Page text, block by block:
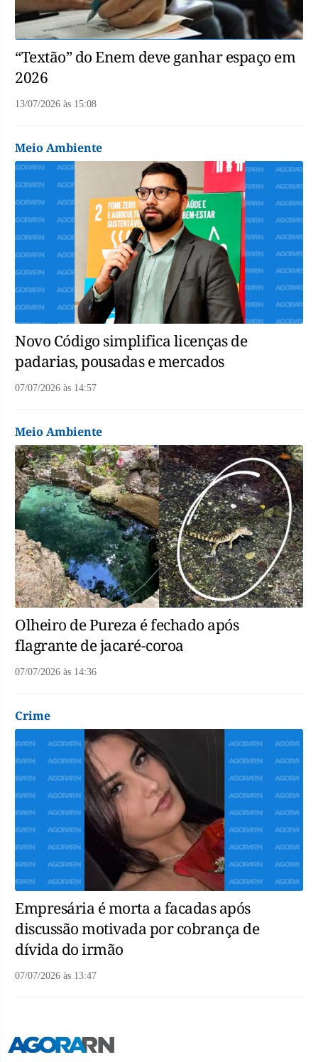
“Textão” do Enem deve ganhar espaço em
2026
13/07/2026 às 15:08
Meio Ambiente
Novo Código simplifica licenças de
padarias, pousadas e mercados
07/07/2026 às 14:57
Meio Ambiente
Olheiro de Pureza é fechado após
flagrante de jacaré-coroa
07/07/2026 às 14:36
Crime
Empresária é morta a facadas após
discussão motivada por cobrança de
dívida do irmão
07/07/2026 às 13:47